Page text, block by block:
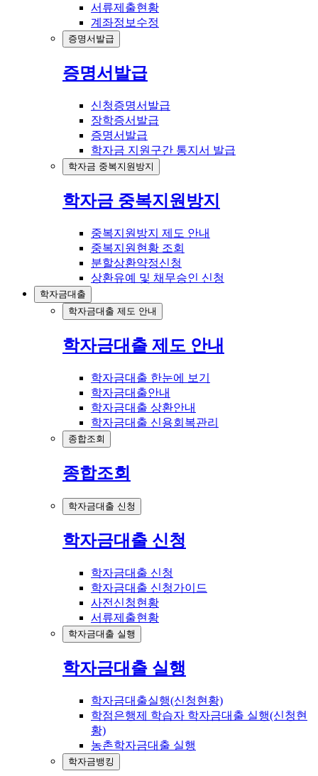
서류제출현황
계좌정보수정
증명서발급
증명서발급
신청증명서발급
장학증서발급
증명서발급
학자금 지원구간 통지서 발급
학자금 중복지원방지
학자금 중복지원방지
중복지원방지 제도 안내
중복지원현황 조회
분할상환약정신청
상환유예 및 채무승인 신청
학자금대출
학자금대출 제도 안내
학자금대출 제도 안내
학자금대출 한눈에 보기
학자금대출안내
학자금대출 상환안내
학자금대출 신용회복관리
종합조회
종합조회
학자금대출 신청
학자금대출 신청
학자금대출 신청
학자금대출 신청가이드
사전신청현황
서류제출현황
학자금대출 실행
학자금대출 실행
학자금대출실행(신청현황)
학점은행제 학습자 학자금대출 실행(신청현
황)
농촌학자금대출 실행
학자금뱅킹